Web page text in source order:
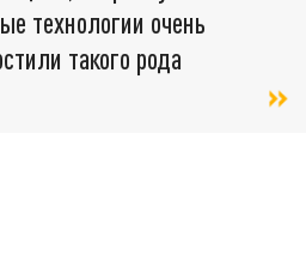
технологии очень
такого рода